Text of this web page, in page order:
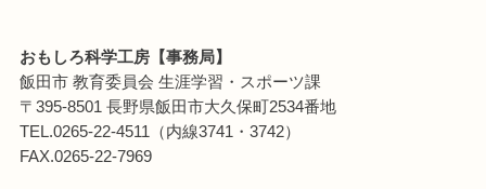
おもしろ科学工房【事務局】
飯田市 教育委員会 生涯学習・スポーツ課
〒395-8501 長野県飯田市大久保町2534番地
TEL.0265-22-4511（内線3741・3742）
FAX.0265-22-7969